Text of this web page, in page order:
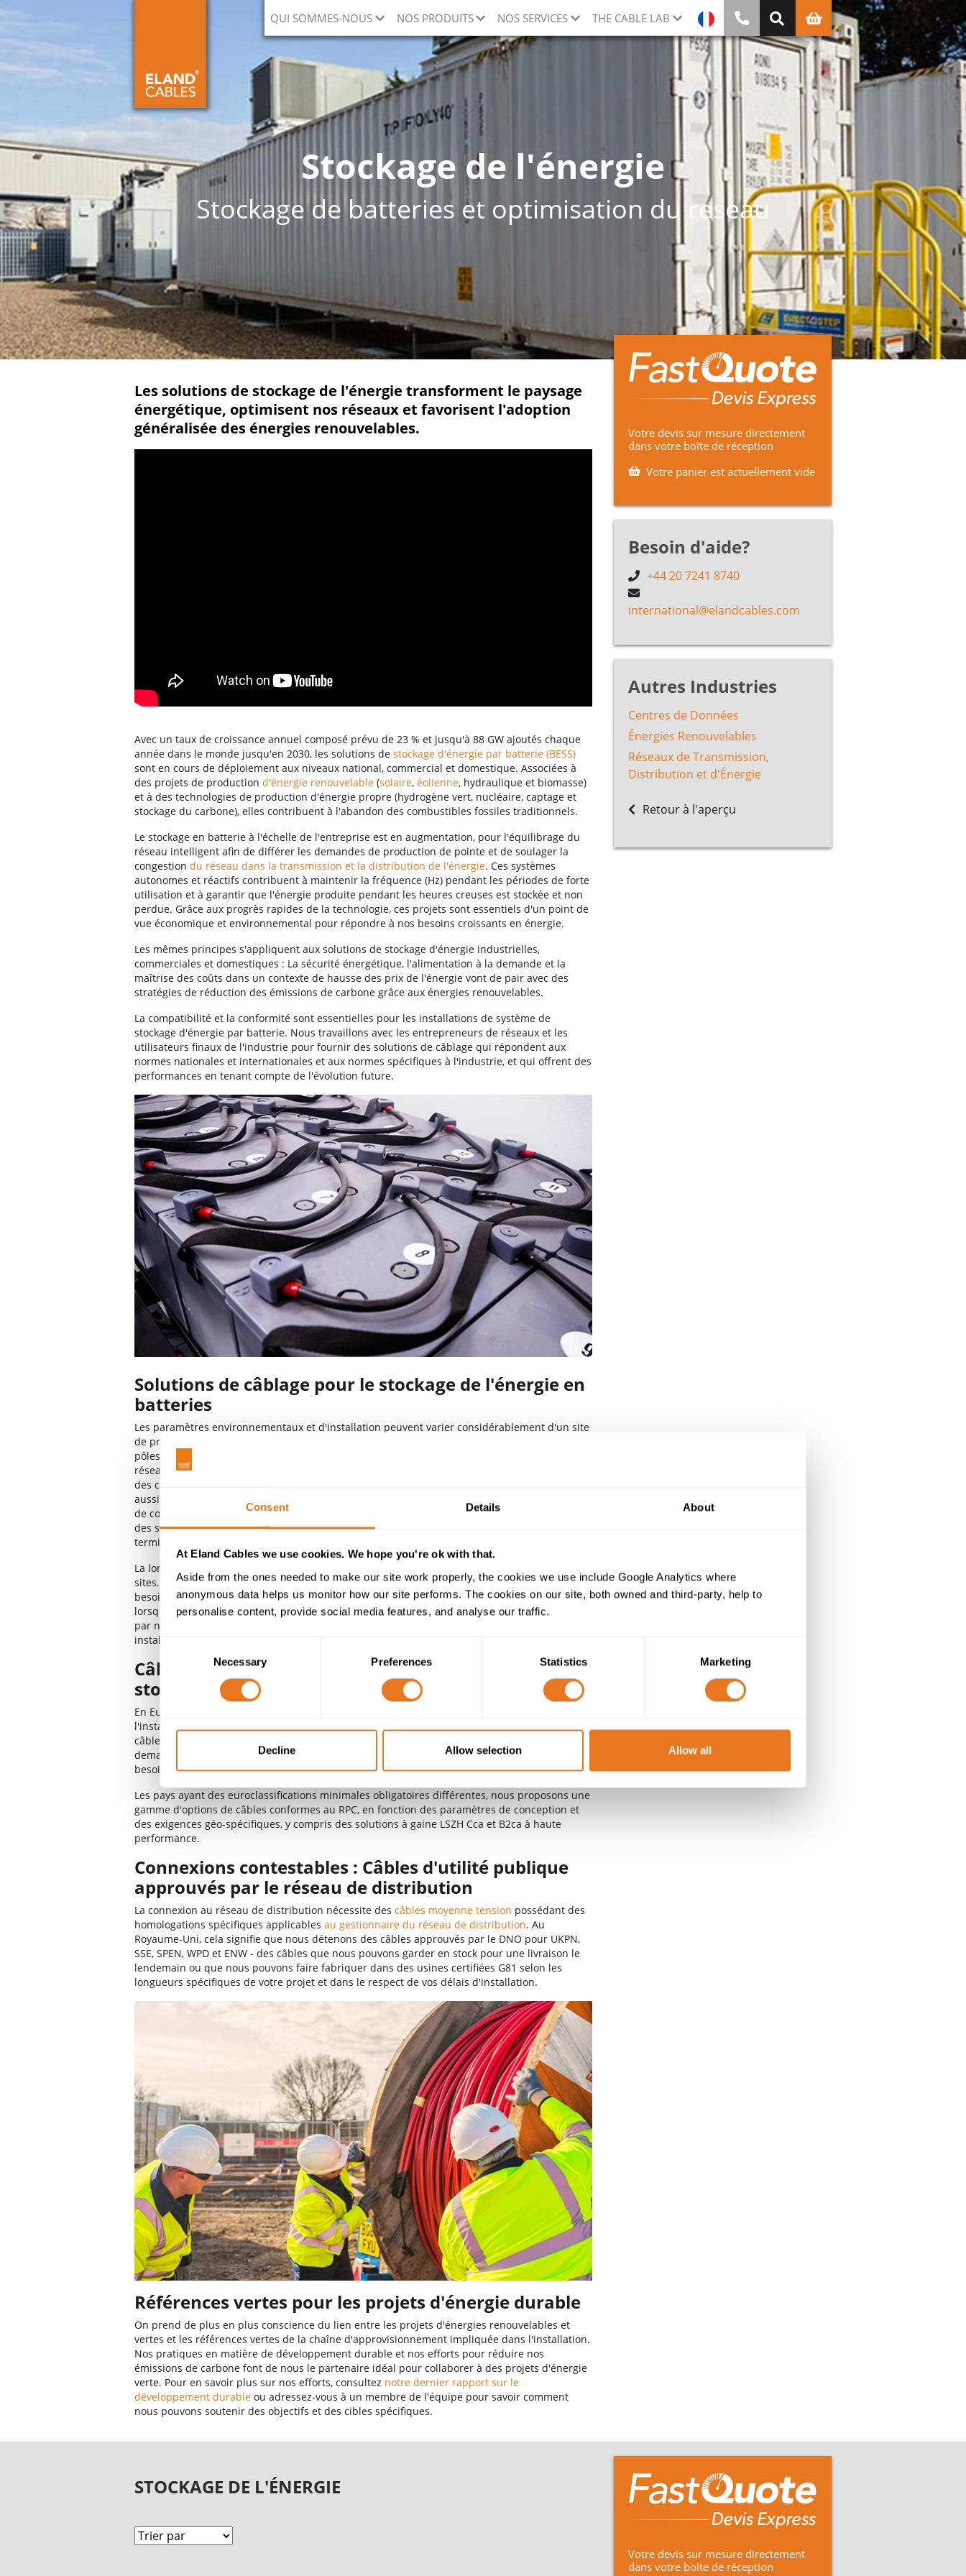
Consent Details About
At Eland Cables we use cookies. We hope you're ok with that.
Aside from the ones needed to make our site work properly, the cookies we use include Google Analytics where
anonymous data helps us monitor how our site performs. The cookies on our site, both owned and third-party, help to
personalise content, provide social media features, and analyse our traffic.
Consent
Selection
Necessary Preferences Statistics Marketing
Decline Allow selection Allow all
QUI SOMMES-NOUS NOS PRODUITS NOS SERVICES THE CABLE LAB
Stockage de l'énergie
Stockage de batteries et optimisation du reseau
Les solutions de stockage de l'énergie transforment le paysage
énergétique, optimisent nos réseaux et favorisent l'adoption
généralisée des énergies renouvelables.
Avec un taux de croissance annuel composé prévu de 23 % et jusqu'à 88 GW ajoutés chaque
année dans le monde jusqu'en 2030, les solutions de stockage d'énergie par batterie (BESS)
sont en cours de déploiement aux niveaux national, commercial et domestique. Associées à
des projets de production d'énergie renouvelable (solaire, éolienne, hydraulique et biomasse)
et à des technologies de production d'énergie propre (hydrogène vert, nucléaire, captage et
stockage du carbone), elles contribuent à l'abandon des combustibles fossiles traditionnels.
Le stockage en batterie à l'échelle de l'entreprise est en augmentation, pour l'équilibrage du
réseau intelligent afin de différer les demandes de production de pointe et de soulager la
congestion du réseau dans la transmission et la distribution de l'énergie. Ces systèmes
autonomes et réactifs contribuent à maintenir la fréquence (Hz) pendant les périodes de forte
utilisation et à garantir que l'énergie produite pendant les heures creuses est stockée et non
perdue. Grâce aux progrès rapides de la technologie, ces projets sont essentiels d'un point de
vue économique et environnemental pour répondre à nos besoins croissants en énergie.
Les mêmes principes s'appliquent aux solutions de stockage d'énergie industrielles,
commerciales et domestiques : La sécurité énergétique, l'alimentation à la demande et la
maîtrise des coûts dans un contexte de hausse des prix de l'énergie vont de pair avec des
stratégies de réduction des émissions de carbone grâce aux énergies renouvelables.
La compatibilité et la conformité sont essentielles pour les installations de système de
stockage d'énergie par batterie. Nous travaillons avec les entrepreneurs de réseaux et les
utilisateurs finaux de l'industrie pour fournir des solutions de câblage qui répondent aux
normes nationales et internationales et aux normes spécifiques à l'industrie, et qui offrent des
performances en tenant compte de l'évolution future.
Solutions de câblage pour le stockage de l'énergie en
batteries
Les paramètres environnementaux et d'installation peuvent varier considérablement d'un site
de projet à l'autre : il peut s'agir d'une friche industrielle ou d'un site vierge, à proximité de
pôles industriels existants ou relativement éloignés. L'emplacement peut signifier que des
réseaux privés sont nécessaires avant d'atteindre les connexions contestables. La spécification
des câbles doit permettre non seulement de répondre aux exigences de performance, mais
aussi de relever et de supporter les défis de l'environnement, qu'il s'agisse de gaines MDPE et
de couches de blocage de l'eau pour les câbles moyenne tension utilisés à l'extérieur dans
des sols gorgés d'eau, ou de câbles à gaine LSZH pour les parcours internes et les
terminaisons.
La longévité des câbles - et la gestion minimale des actifs - est également un facteur pour ces
sites. Avec une durée de vie opérationnelle prévue de 20 à 30 ans pour les projets BESS, tout
besoin de remplacement ou de réparation des câbles doit être évité à tout prix, en particulier
lorsque les câbles traversent des terrains privés et sont enfouis dans le sol. Le travail effectué
par notre
installez permet de minimiser et d'atténuer ce risque.
Câbles classés RPC pour les projets de système de
stockage d'énergie par batterie
En Europe, la réglementation sur les produits de construction (
l'installation est raccordée à un bâtiment. Notre gamme conforme au RPC comprend des
câbles à faible dégagement de fumée et sans halogène, dont les DoP sont fournis sur
demande et conservés pendant la période obligatoire de 10 ans, au cas où vous en auriez
besoin à l'avenir pour vos archives.
Les pays ayant des euroclassifications minimales obligatoires différentes, nous proposons une
gamme d'options de câbles conformes au RPC, en fonction des paramètres de conception et
des exigences géo-spécifiques, y compris des solutions à gaine LSZH Cca et B2ca à haute
performance.
Connexions contestables : Câbles d'utilité publique
approuvés par le réseau de distribution
La connexion au réseau de distribution nécessite des câbles moyenne tension possédant des
homologations spécifiques applicables au gestionnaire du réseau de distribution. Au
Royaume-Uni, cela signifie que nous détenons des câbles approuvés par le DNO pour UKPN,
SSE, SPEN, WPD et ENW - des câbles que nous pouvons garder en stock pour une livraison le
lendemain ou que nous pouvons faire fabriquer dans des usines certifiées G81 selon les
longueurs spécifiques de votre projet et dans le respect de vos délais d'installation.
Références vertes pour les projets d'énergie durable
On prend de plus en plus conscience du lien entre les projets d'énergies renouvelables et
vertes et les références vertes de la chaîne d'approvisionnement impliquée dans l'installation.
Nos pratiques en matière de développement durable et nos efforts pour réduire nos
émissions de carbone font de nous le partenaire idéal pour collaborer à des projets d'énergie
verte. Pour en savoir plus sur nos efforts, consultez notre dernier rapport sur le
développement durable ou adressez-vous à un membre de l'équipe pour savoir comment
nous pouvons soutenir des objectifs et des cibles spécifiques.
Votre devis sur mesure directement
dans votre boîte de réception
Votre panier est actuellement vide
Besoin d'aide?
+44 20 7241 8740
international@elandcables.com
Autres Industries
Centres de Données
Énergies Renouvelables
Réseaux de Transmission,
Distribution et d'Énergie
Retour à l'aperçu
STOCKAGE DE L'ÉNERGIE
Votre devis sur mesure directement
dans votre boîte de réception